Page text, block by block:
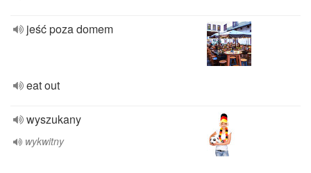
jeść poza domem
eat out
wyszukany
wykwitny